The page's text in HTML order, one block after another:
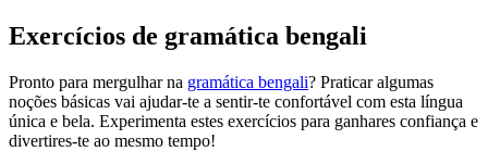
Exercícios de gramática bengali
Pronto para mergulhar na gramática bengali? Praticar algumas
noções básicas vai ajudar-te a sentir-te confortável com esta língua
única e bela. Experimenta estes exercícios para ganhares confiança e
divertires-te ao mesmo tempo!